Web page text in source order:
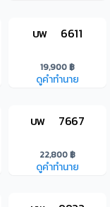
บพ 6611
19,900 ฿
ดูคำทำนาย
บพ 7667
22,800 ฿
ดูคำทำนาย